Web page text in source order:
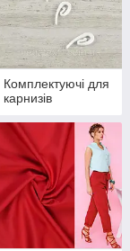
Комплектуючі для
карнизів